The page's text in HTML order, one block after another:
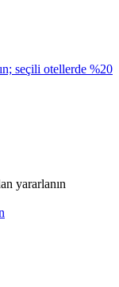
seçili otellerde %20
yararlanın